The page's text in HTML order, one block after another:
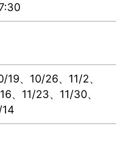
19、10/26、11/2、
、11/23、11/30、